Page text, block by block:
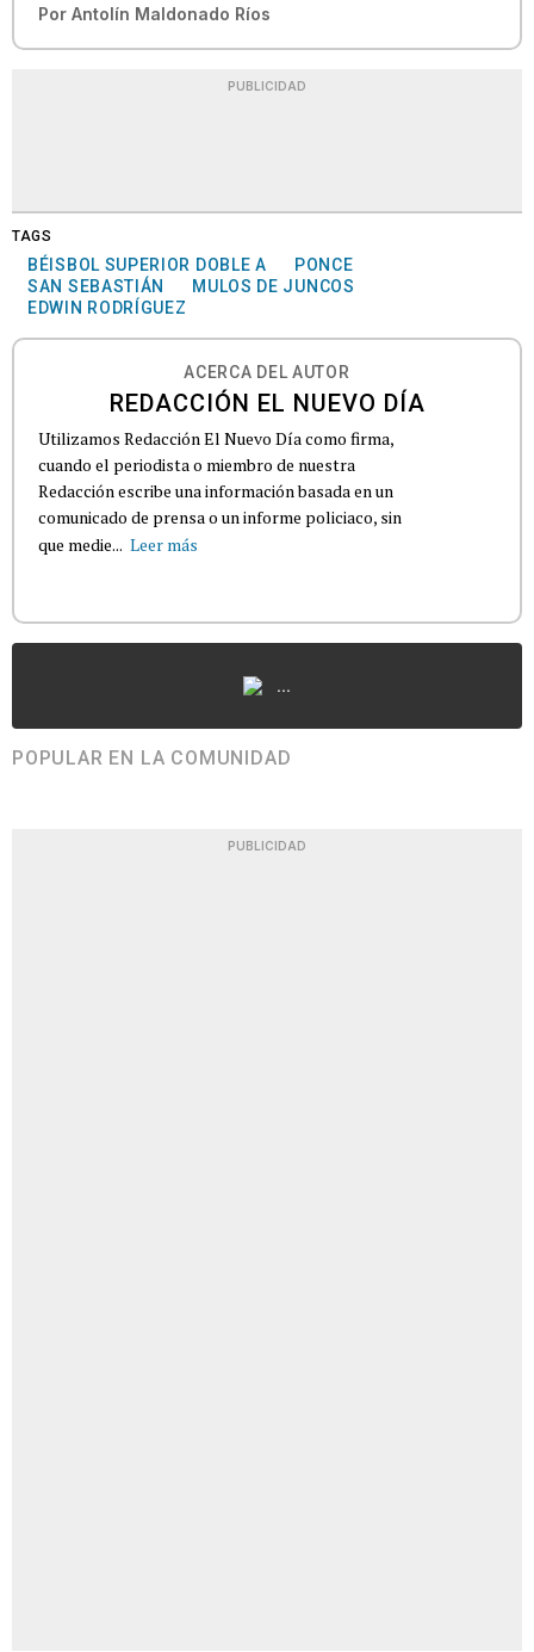
Por Antolín Maldonado Ríos
PUBLICIDAD
TAGS
BÉISBOL SUPERIOR DOBLE A
PONCE
SAN SEBASTIÁN
MULOS DE JUNCOS
EDWIN RODRÍGUEZ
ACERCA DEL AUTOR
REDACCIÓN EL NUEVO DÍA
Utilizamos Redacción El Nuevo Día como firma,
cuando el periodista o miembro de nuestra
Redacción escribe una información basada en un
comunicado de prensa o un informe policiaco, sin
que medie... Leer más
...
POPULAR EN LA COMUNIDAD
PUBLICIDAD